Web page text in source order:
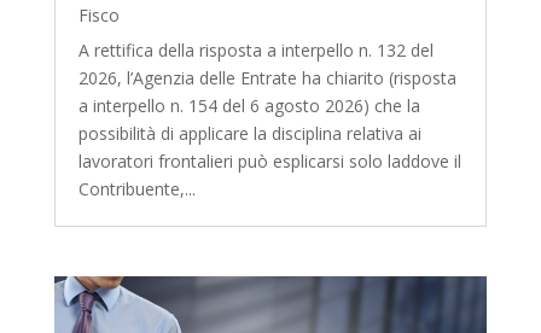
Fisco
A rettifica della risposta a interpello n. 132 del
2026, l’Agenzia delle Entrate ha chiarito (risposta
a interpello n. 154 del 6 agosto 2026) che la
possibilità di applicare la disciplina relativa ai
lavoratori frontalieri può esplicarsi solo laddove il
Contribuente,...